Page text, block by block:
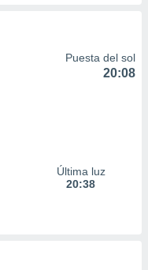
Puesta del sol
20:08
Última luz
20:38